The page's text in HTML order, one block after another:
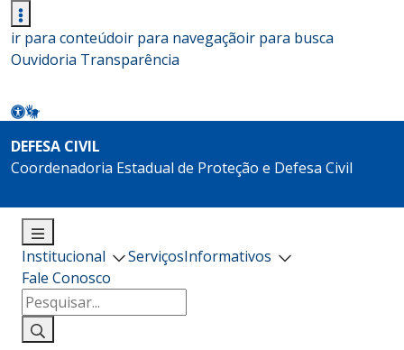
ir para conteúdoir para navegaçãoir para busca
Ouvidoria Transparência
DEFESA CIVIL
Coordenadoria Estadual de Proteção e Defesa Civil
Institucional ServiçosInformativos
Fale Conosco
Pesquisar
por: